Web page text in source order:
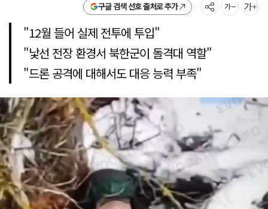
구글 검색 선호 출처로 추가
"12월 들어 실제 전투에 투입"
"낯선 전장 환경서 북한군이 돌격대 역할"
"드론 공격에 대해서도 대응 능력 부족"